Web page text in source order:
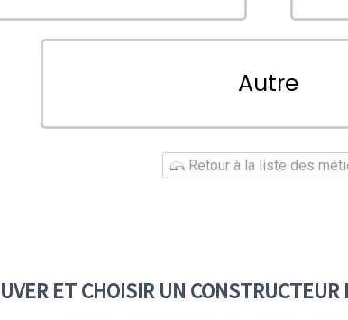
Autre
Retour à la liste des
ET CHOISIR UN CONSTRUCTEUR